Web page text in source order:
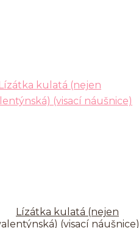
Lízátka kulatá (nejen
(visací náušnice)